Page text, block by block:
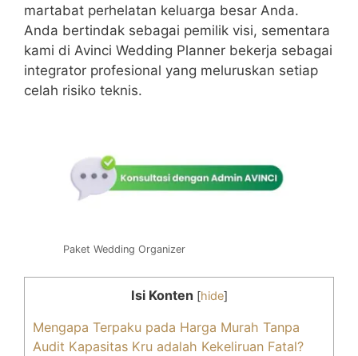
martabat perhelatan keluarga besar Anda.
Anda bertindak sebagai pemilik visi, sementara
kami di Avinci Wedding Planner bekerja sebagai
integrator profesional yang meluruskan setiap
celah risiko teknis.
Paket Wedding Organizer
Isi Konten [hide]
Mengapa Terpaku pada Harga Murah Tanpa
Audit Kapasitas Kru adalah Kekeliruan Fatal?